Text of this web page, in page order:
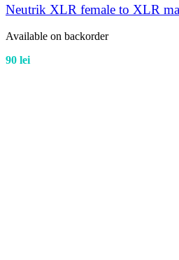
Neutrik XLR female to XLR
Available on backorder
90 lei